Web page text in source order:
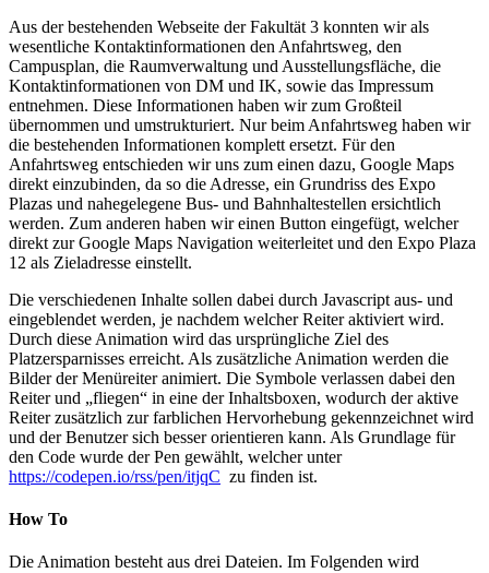
Aus der bestehenden Webseite der Fakultät 3 konnten wir als
wesentliche Kontaktinformationen den Anfahrtsweg, den
Campusplan, die Raumverwaltung und Ausstellungsfläche, die
Kontaktinformationen von DM und IK, sowie das Impressum
entnehmen. Diese Informationen haben wir zum Großteil
übernommen und umstrukturiert. Nur beim Anfahrtsweg haben wir
die bestehenden Informationen komplett ersetzt. Für den
Anfahrtsweg entschieden wir uns zum einen dazu, Google Maps
direkt einzubinden, da so die Adresse, ein Grundriss des Expo
Plazas und nahegelegene Bus- und Bahnhaltestellen ersichtlich
werden. Zum anderen haben wir einen Button eingefügt, welcher
direkt zur Google Maps Navigation weiterleitet und den Expo Plaza
12 als Zieladresse einstellt.
Die verschiedenen Inhalte sollen dabei durch Javascript aus- und
eingeblendet werden, je nachdem welcher Reiter aktiviert wird.
Durch diese Animation wird das ursprüngliche Ziel des
Platzersparnisses erreicht. Als zusätzliche Animation werden die
Bilder der Menüreiter animiert. Die Symbole verlassen dabei den
Reiter und „fliegen“ in eine der Inhaltsboxen, wodurch der aktive
Reiter zusätzlich zur farblichen Hervorhebung gekennzeichnet wird
und der Benutzer sich besser orientieren kann. Als Grundlage für
den Code wurde der Pen gewählt, welcher unter
https://codepen.io/rss/pen/itjqC ​ zu finden ist.
How To
Die Animation besteht aus drei Dateien. Im Folgenden wird